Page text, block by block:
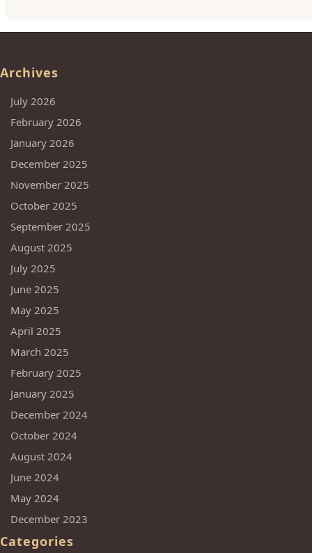
Archives
July 2026
February 2026
January 2026
December 2025
November 2025
October 2025
September 2025
August 2025
July 2025
June 2025
May 2025
April 2025
March 2025
February 2025
January 2025
December 2024
October 2024
August 2024
June 2024
May 2024
December 2023
Categories